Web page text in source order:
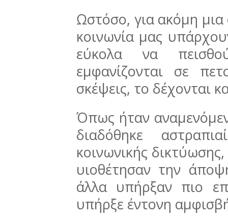
Ωστόσο, για ακόμη
κοινωνία μας
εύκολα να
εμφανίζονται σε
σκέψεις, το δέχονται
Όπως ήταν
διαδόθηκε
κοινωνικής
υιοθέτησαν την
άλλα υπήρξαν πιο
υπήρξε έντονη